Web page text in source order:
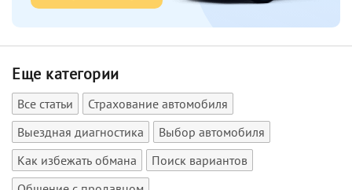
Еще категории
Все статьи
Страхование автомобиля
Выездная диагностика
Выбор автомобиля
Как избежать обмана
Поиск вариантов